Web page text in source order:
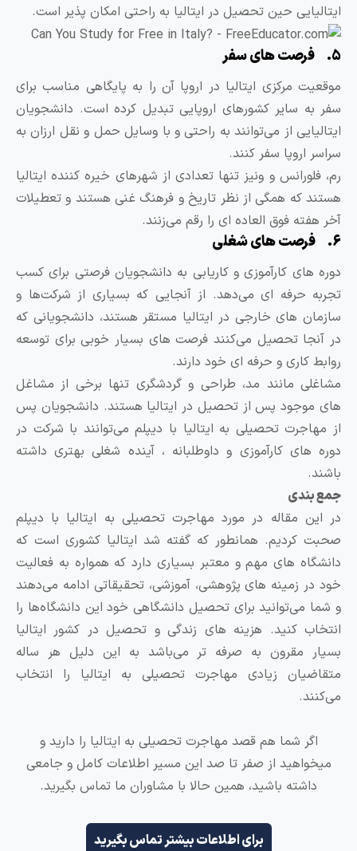
حین تحصیل در ایتالیا به راحتی امکان پذیر است.
مرکزی ایتالیا در اروپا آن را به پایگاهی مناسب برای
به سایر کشورهای اروپایی تبدیل کرده است. دانشجویان
از می‌توانند به راحتی و با وسایل حمل و نقل ارزان به
اروپا سفر کنند.
فلورانس و ونیز تنها تعدادی از شهرهای خیره کننده ایتالیا
که همگی از نظر تاریخ و فرهنگ غنی هستند و تعطیلات
هفته فوق العاده ای را رقم می‌زنند.
های کارآموزی و کاریابی به دانشجویان فرصتی برای کسب
حرفه ای می‌دهد. از آنجایی که بسیاری از شرکت‌ها و
های خارجی در ایتالیا مستقر هستند، دانشجویانی که
آنجا تحصیل می‌کنند فرصت های بسیار خوبی برای توسعه
کاری و حرفه ای خود دارند.
مانند مد، طراحی و گردشگری تنها برخی از مشاغل
موجود پس از تحصیل در ایتالیا هستند. دانشجویان پس
مهاجرت تحصیلی به ایتالیا با دیپلم می‌توانند با شرکت در
های کارآموزی و داوطلبانه ، آینده شغلی بهتری داشته
بندی
این مقاله در مورد مهاجرت تحصیلی به ایتالیا با دیپلم
کردیم. همانطور که گفته شد ایتالیا کشوری است که
های مهم و معتبر بسیاری دارد که همواره به فعالیت
در زمینه های پژوهشی، آموزشی، تحقیقاتی ادامه می‌دهند
شما می‌توانید برای تحصیل دانشگاهی خود این دانشگاه‌ها را
کنید. هزینه های زندگی و تحصیل در کشور ایتالیا
مقرون به صرفه تر می‌باشد به این دلیل هر ساله
زیادی مهاجرت تحصیلی به ایتالیا را انتخاب
اگر شما هم قصد مهاجرت تحصیلی به ایتالیا را دارید و
میخواهید از صفر تا صد این مسیر اطلاعات کامل و جامعی
داشته باشید، همین حالا با مشاوران ما تماس بگیرید.
برای اطلاعات بیشتر تماس بگیرید